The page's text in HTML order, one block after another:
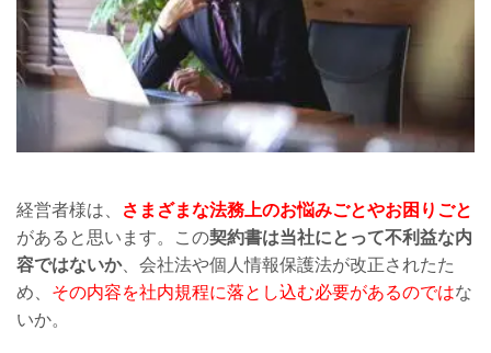
経営者様は、
さまざまな法務上のお悩みごとやお困りごと
があると思います。この契約書は当社にとって不利益な内
容ではないか、会社法や個人情報保護法が改正されたた
め、 その内容を社内規程に落とし込む必要があるのではな
いか。